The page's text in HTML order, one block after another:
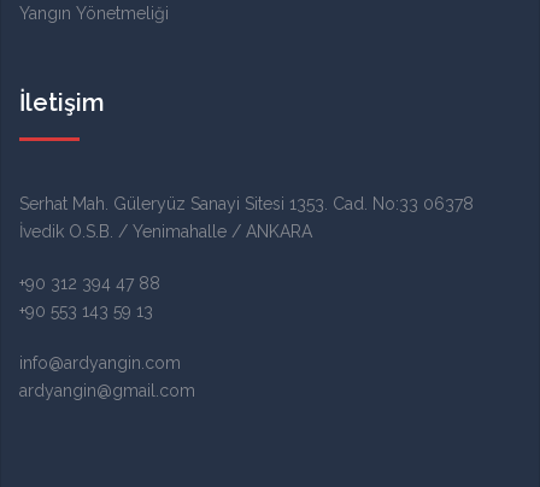
Yangın Yönetmeliği
İletişim
Serhat Mah. Güleryüz Sanayi Sitesi 1353. Cad. No:33 06378
İvedik O.S.B. / Yenimahalle / ANKARA
+90 312 394 47 88
+90 553 143 59 13
info@ardyangin.com
ardyangin@gmail.com